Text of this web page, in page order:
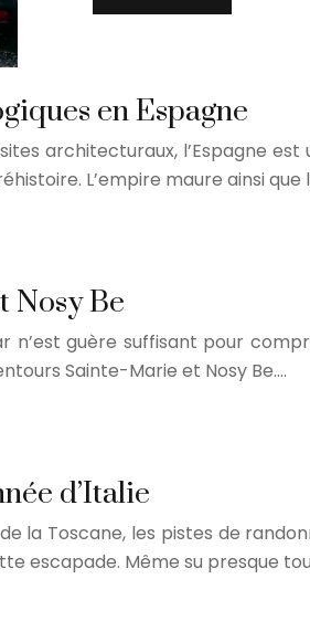
en Espagne
architecturaux, l’Espagne
L’empire maure ainsi que
Nosy Be
guère suffisant pour
Sainte-Marie et Nosy Be….
d’Italie
la Toscane, les pistes de
escapade. Même su presque